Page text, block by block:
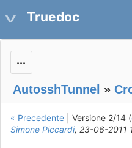
Truedoc
AutosshTunnel »
« Precedente | Versione 2/14 (
Simone Piccardi, 23-06-2011